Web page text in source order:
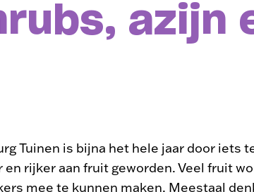
azijn
Tuinen is bijna het hele jaar door iets
rijker aan fruit geworden. Veel fruit
mee te kunnen maken. Meestaal